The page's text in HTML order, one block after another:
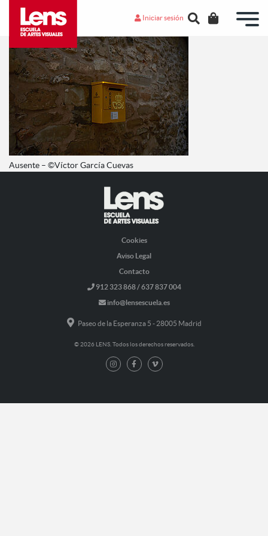
Iniciar sesión
Ausente – ©Víctor García Cuevas
Cookies
Aviso Legal
Contacto
912 323 868 / 637 837 004
info@lensescuela.es
Paseo de la Esperanza 5 - 28005 Madrid
© 2026 LENS. Todos los derechos reservados.